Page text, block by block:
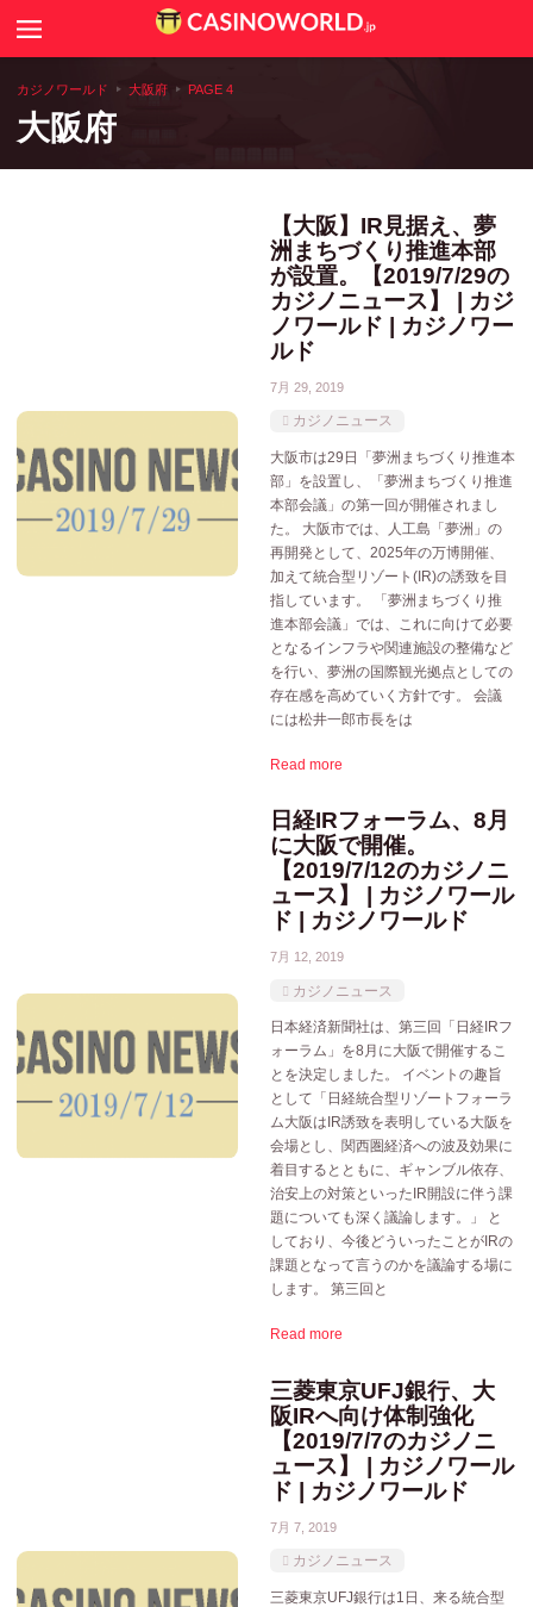
カジノニュース
カジノゲームのルールや攻略法
全国アミューズメントカジノ一覧
Search
カジノワールド 大阪府 PAGE 4
大阪府
【大阪】IR見据え、夢
洲まちづくり推進本部
が設置。【2019/7/29の
カジノニュース】 | カジ
ノワールド | カジノワー
ルド
7月 29, 2019
カジノニュース
大阪市は29日「夢洲まちづくり推進本
部」を設置し、「夢洲まちづくり推進
本部会議」の第一回が開催されまし
た。 大阪市では、人工島「夢洲」の
再開発として、2025年の万博開催、
加えて統合型リゾート(IR)の誘致を目
指しています。 「夢洲まちづくり推
進本部会議」では、これに向けて必要
となるインフラや関連施設の整備など
を行い、夢洲の国際観光拠点としての
存在感を高めていく方針です。 会議
には松井一郎市長をは
Read more
日経IRフォーラム、8月
に大阪で開催。
【2019/7/12のカジノニ
ュース】 | カジノワール
ド | カジノワールド
7月 12, 2019
カジノニュース
日本経済新聞社は、第三回「日経IRフ
ォーラム」を8月に大阪で開催するこ
とを決定しました。 イベントの趣旨
として「日経統合型リゾートフォーラ
ム大阪はIR誘致を表明している大阪を
会場とし、関西圏経済への波及効果に
着目するとともに、ギャンブル依存、
治安上の対策といったIR開設に伴う課
題についても深く議論します。」 と
しており、今後どういったことがIRの
課題となって言うのかを議論する場に
します。 第三回と
Read more
三菱東京UFJ銀行、大
阪IRへ向け体制強化
【2019/7/7のカジノニ
ュース】 | カジノワール
ド | カジノワールド
7月 7, 2019
カジノニュース
三菱東京UFJ銀行は1日、来る統合型